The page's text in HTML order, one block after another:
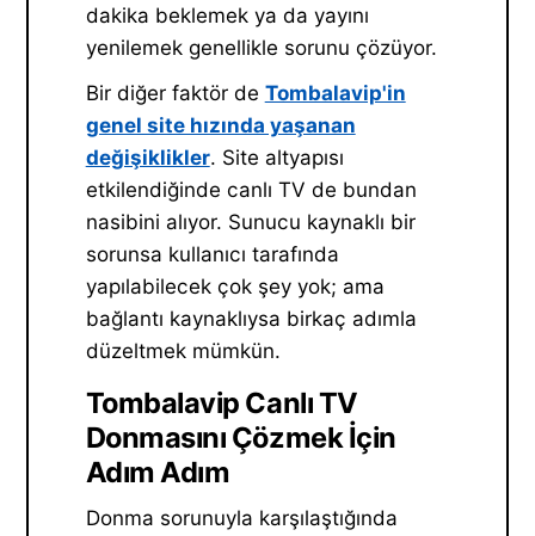
dakika beklemek ya da yayını
yenilemek genellikle sorunu çözüyor.
Bir diğer faktör de Tombalavip'in
genel site hızında yaşanan
değişiklikler. Site altyapısı
etkilendiğinde canlı TV de bundan
nasibini alıyor. Sunucu kaynaklı bir
sorunsa kullanıcı tarafında
yapılabilecek çok şey yok; ama
bağlantı kaynaklıysa birkaç adımla
düzeltmek mümkün.
Tombalavip Canlı TV
Donmasını Çözmek İçin
Adım Adım
Donma sorunuyla karşılaştığında